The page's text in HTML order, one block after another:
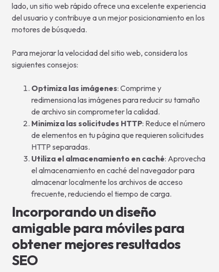
lado, un sitio web rápido ofrece una excelente experiencia
del usuario y contribuye a un mejor posicionamiento en los
motores de búsqueda.
Para mejorar la velocidad del sitio web, considera los
siguientes consejos:
Optimiza las imágenes: Comprime y
redimensiona las imágenes para reducir su tamaño
de archivo sin comprometer la calidad.
Minimiza las solicitudes HTTP: Reduce el número
de elementos en tu página que requieren solicitudes
HTTP separadas.
Utiliza el almacenamiento en caché: Aprovecha
el almacenamiento en caché del navegador para
almacenar localmente los archivos de acceso
frecuente, reduciendo el tiempo de carga.
Incorporando un diseño
amigable para móviles para
obtener mejores resultados
SEO